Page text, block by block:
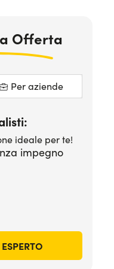
Offerta
Per aziende
ideale per te!
impegno